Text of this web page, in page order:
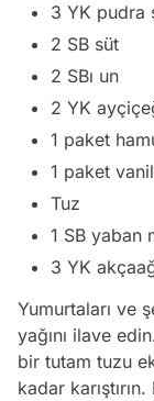
3 YK pudra
2 SB süt
2 SBı un
2 YK
1 paket
1 paket
Tuz
1 SB yaban
3 YK
Yumurtaları ve
yağını ilave
bir tutam tuzu
kadar